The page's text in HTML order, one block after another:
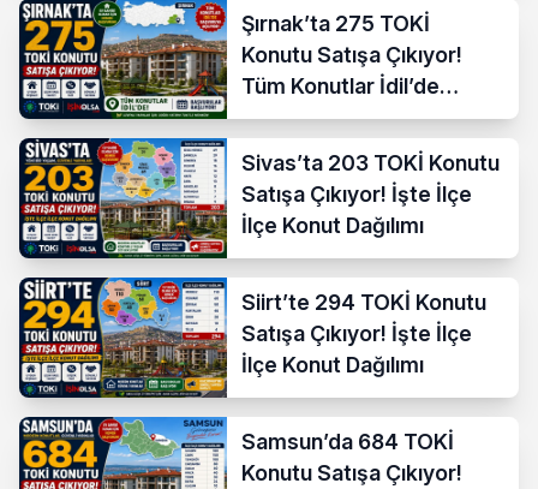
Şırnak’ta 275 TOKİ
Konutu Satışa Çıkıyor!
Tüm Konutlar İdil’de
Başvuruya Açılıyor
Sivas’ta 203 TOKİ Konutu
Satışa Çıkıyor! İşte İlçe
İlçe Konut Dağılımı
Siirt’te 294 TOKİ Konutu
Satışa Çıkıyor! İşte İlçe
İlçe Konut Dağılımı
Samsun’da 684 TOKİ
Konutu Satışa Çıkıyor!